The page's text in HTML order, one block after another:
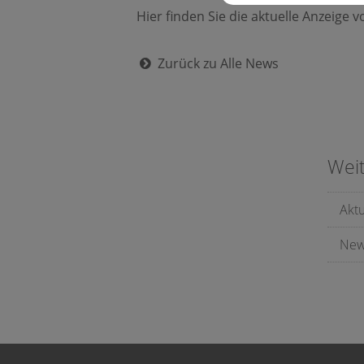
Hier finden Sie die aktuelle Anzeige
Zurück zu Alle News